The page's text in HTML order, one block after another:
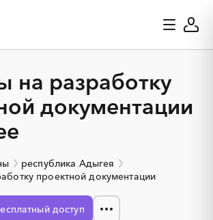
на разработку
документации
республика Адыгея
проектной документации
доступ